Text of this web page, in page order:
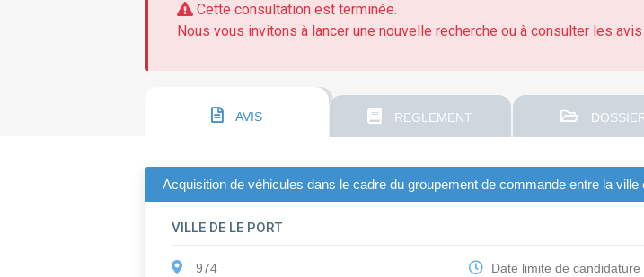
Cette consultation est terminée.
Nous vous invitons à lancer une nouvelle recherche ou à consulter les
AVIS REGLEMENT
Acquisition de véhicules dans le cadre du groupement de commande entre la
VILLE DE LE PORT
974
Date limite de